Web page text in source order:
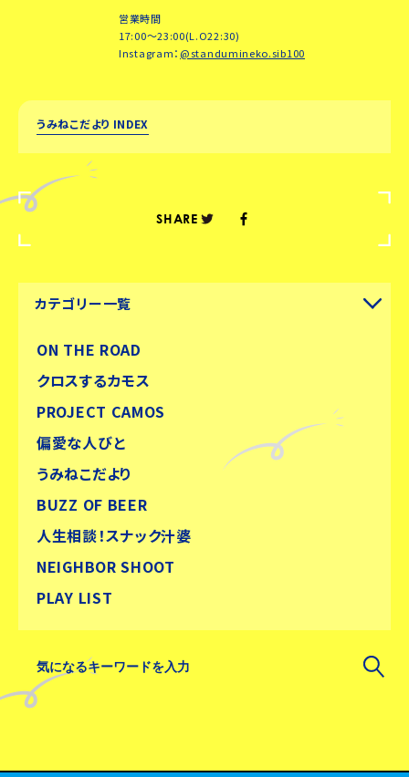
営業時間
17:00～23:00(L.O22:30)
Instagram： @standumineko.sib100
うみねこだより INDEX
SHARE
カテゴリー一覧
ON THE ROAD
クロスするカモス
PROJECT CAMOS
偏愛な人びと
うみねこだより
BUZZ OF BEER
人生相談！スナック汁婆
NEIGHBOR SHOOT
PLAY LIST